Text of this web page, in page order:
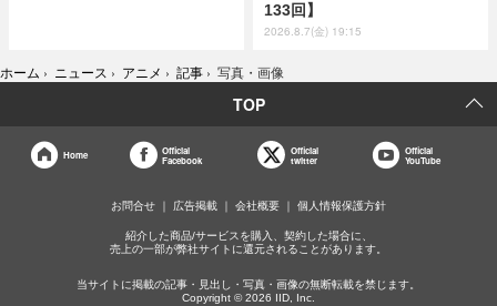
133回】
2026.8.7(金) 19:15
ホーム › ニュース › アニメ › 記事 › 写真・画像
TOP
Home
Official
Facebook
Official
twitter
Official
YouTube
お問合せ 広告掲載 会社概要 個人情報保護方針
紹介した商品/サービスを購入、契約した場合に、
売上の一部が弊社サイトに還元されることがあります。
当サイトに掲載の記事・見出し・写真・画像の無断転載を禁じます。
Copyright © 2026 IID, Inc.